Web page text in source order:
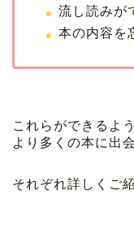
流し読みが
本の内容を
これらができるよ
より多くの本に出
それぞれ詳しくご